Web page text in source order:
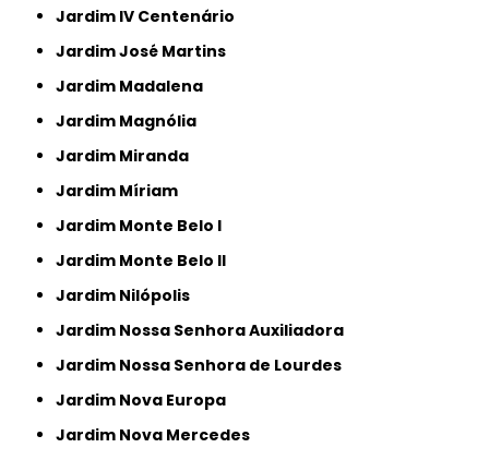
Jardim IV Centenário
Jardim José Martins
Jardim Madalena
Jardim Magnólia
Jardim Miranda
Jardim Míriam
Jardim Monte Belo I
Jardim Monte Belo II
Jardim Nilópolis
Jardim Nossa Senhora Auxiliadora
Jardim Nossa Senhora de Lourdes
Jardim Nova Europa
Jardim Nova Mercedes